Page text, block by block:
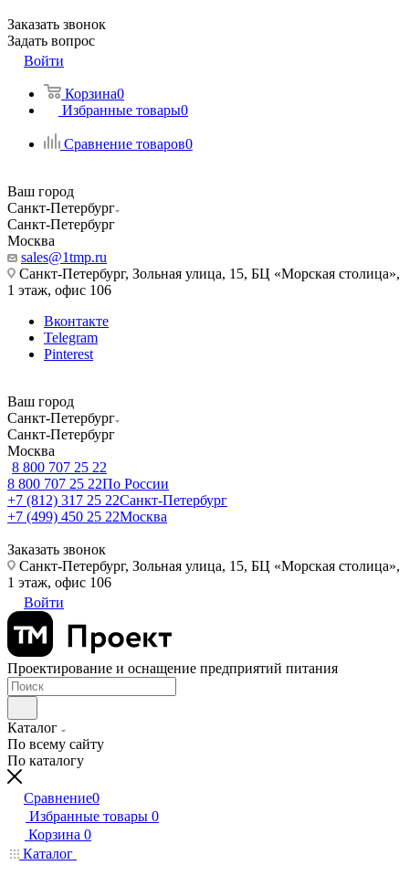
Заказать звонок
Задать вопрос
Войти
Корзина0
Избранные товары0
Сравнение товаров0
Ваш город
Санкт-Петербург
Санкт-Петербург
Москва
sales@1tmp.ru
Санкт-Петербург, Зольная улица, 15, БЦ «Морская столица»,
1 этаж, офис 106
Вконтакте
Telegram
Pinterest
Ваш город
Санкт-Петербург
Санкт-Петербург
Москва
8 800 707 25 22
8 800 707 25 22По России
+7 (812) 317 25 22Санкт-Петербург
+7 (499) 450 25 22Москва
Заказать звонок
Санкт-Петербург, Зольная улица, 15, БЦ «Морская столица»,
1 этаж, офис 106
Войти
Проектирование и оснащение предприятий питания
Каталог
По всему сайту
По каталогу
Сравнение0
Избранные товары 0
Корзина 0
Каталог